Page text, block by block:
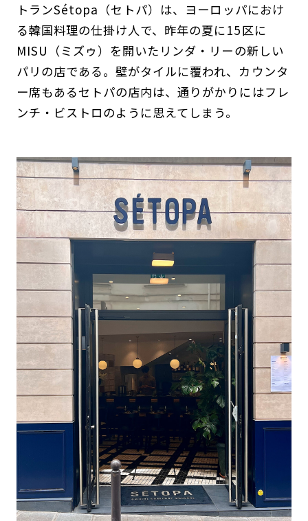
トランSétopa（セトパ）は、ヨーロッパにおけ
る韓国料理の仕掛け人で、昨年の夏に15区に
MISU（ミズゥ）を開いたリンダ・リーの新しい
パリの店である。壁がタイルに覆われ、カウンタ
ー席もあるセトパの店内は、通りがかりにはフレ
ンチ・ビストロのように思えてしまう。